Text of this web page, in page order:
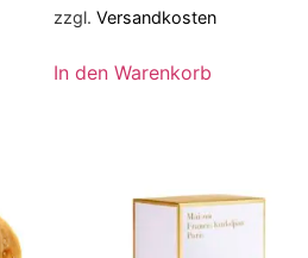
zzgl. Versandkosten
In den Warenkorb